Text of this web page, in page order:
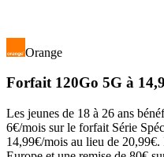
Orange
Forfait 120Go 5G à
Les jeunes de 18 à 26 ans
6€/mois sur le forfait Série
14,99€/mois au lieu de